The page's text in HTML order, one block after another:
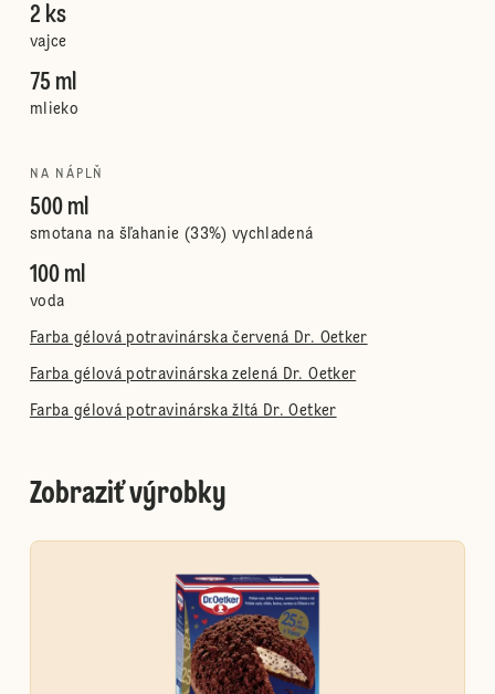
2 ks
vajce
75 ml
mlieko
NA NÁPLŇ
500 ml
smotana na šľahanie (33%) vychladená
100 ml
voda
Farba gélová potravinárska červená Dr. Oetker
Farba gélová potravinárska zelená Dr. Oetker
Farba gélová potravinárska žltá Dr. Oetker
Zobraziť výrobky